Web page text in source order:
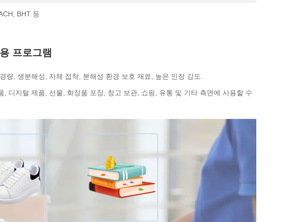
BHT 등
프로그램
, 생분해성, 자체 접착, 분해성 환경 보호 재료, 높은 인장 강도.
디지털 제품, 선물, 화장품 포장, 창고 보관, 쇼핑, 유통 및 기타 측면에 사용할 수